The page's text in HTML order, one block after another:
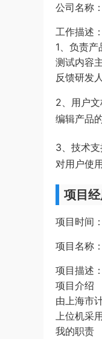
公司名称
工作描述：
1、负责产
测试内容
反馈研发
2、用户文
编辑产品
3、技术支
对用户使
项目
项目时间
项目名称
项目描述：
项目介绍
由上海市
上位机采
我的职责